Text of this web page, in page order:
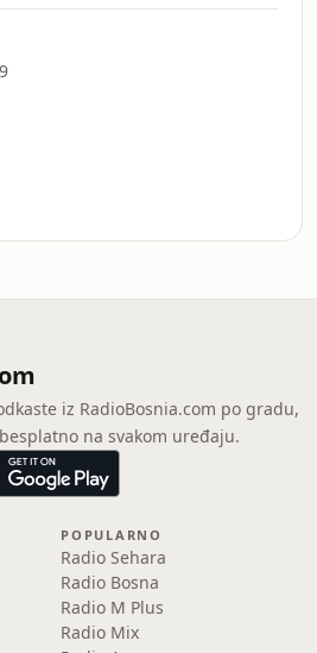
iz RadioBosnia.com po gradu,
na svakom uređaju.
POPULARNO
Radio Sehara
Radio Bosna
Radio M Plus
Radio Mix